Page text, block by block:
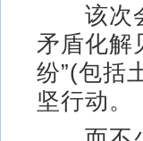
该次会
矛盾化解
纷”(包括
坚行动。